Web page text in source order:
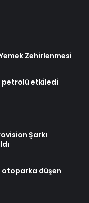
Zehirlenmesi
petrolü etkiledi
Şarkı
otoparka düşen